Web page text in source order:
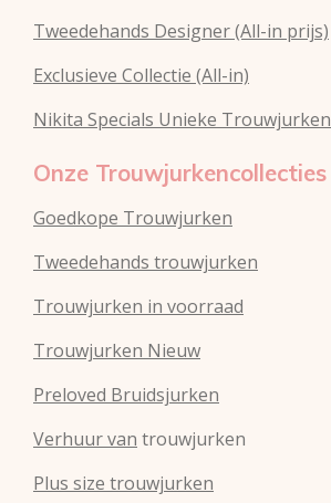
Tweedehands Designer (All-in prijs)
Exclusieve Collectie (All-in)
Nikita Specials Unieke
Onze Trouwjurkencollecties
Goedkope Trouwjurken
Tweedehands trouwjurken
Trouwjurken in voorraad
Trouwjurken Nieuw
Preloved Bruidsjurken
Verhuur van trouwjurken
Plus size trouwjurken